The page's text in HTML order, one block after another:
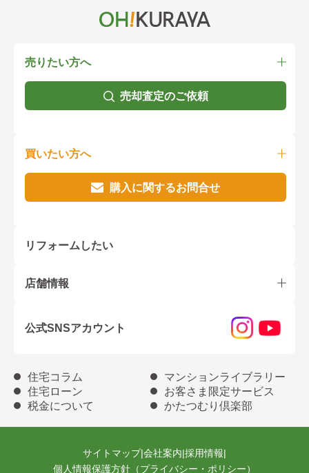
売りたい方へ
売却査定のご依頼
買いたい方へ
購入に関するお問合せ
リフォームしたい
店舗情報
公式SNSアカウント
住宅コラム
マンションライブラリー
住宅ローン
お客さま限定サービス
税金について
かたつむり倶楽部
サイトマップ|会社案内|採用情報|
個人情報保護方針（プライバシー・ポリシー）